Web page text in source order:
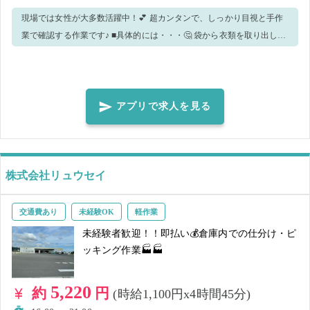
現場では女性が大多数活躍中！💕 超カンタンで、しっかり目視と手作
業で確認する作業です♪ ■具体的には・・・🤔 袋から衣類を取り出し、
し✨ 難しい作業も一切ないので、初めての方でも安心ですよ♪ ご不明点
等ございましたら、お近くスタッフまでお尋ねくださいね😋 ※手が空
いたら、他業務をお願いする場合がございます。予めご了承の上、ご
応募ください。 ※作業量や作業の進み具合で早上がりの可能性がござ
います。その場合は実働時間でのお支払いとなりますので、ご了承く
ださい。 ■こんな方におススメ✨♪ ・モクモク作業がお好きな方！ ・目
アプリで求人を見る
株式会社リュウセイ
交通費あり 未経験OK 軽作業
未経験者歓迎！！即払い💰倉庫内での仕分け・ピ
ッキング作業🏭🏭
約 5,220 円(時給1,100円x4時間45分)